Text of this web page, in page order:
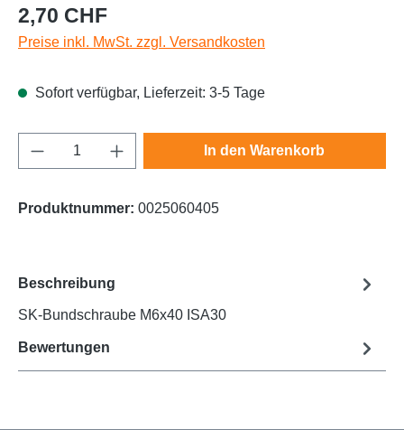
Regulärer Preis:
2,70 CHF
Preise inkl. MwSt. zzgl. Versandkosten
Sofort verfügbar, Lieferzeit: 3-5 Tage
Produkt Anzahl: Gib den gewünschten
In den Warenkorb
Produktnummer: 0025060405
Beschreibung
SK-Bundschraube M6x40 ISA30
Bewertungen